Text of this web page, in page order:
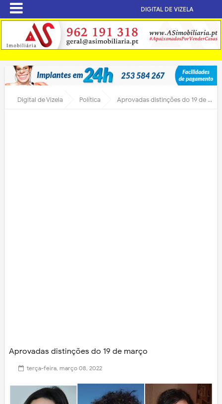
DIGITAL DE VIZELA
Digital de Vizela Política Aprovadas distinções do 19 de março
Aprovadas distinções do 19 de março
terça-feira, março 08, 2022